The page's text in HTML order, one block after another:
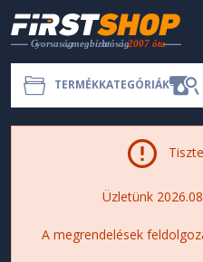
TERMÉKKATEGÓRIÁK
Üzletünk
A megrendelések